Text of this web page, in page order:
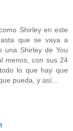
Shirley en este
que se vaya a
una Shirley de You
menos, con sus 24
lo que hay que
pueda, y así...